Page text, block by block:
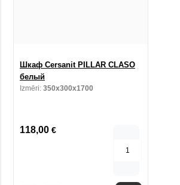
Шкаф Cersanit PILLAR CLASO
белый
Izmēri: 350x300x1700
118,00 €